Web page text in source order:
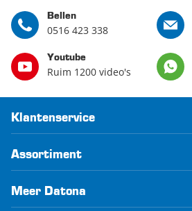
Bellen
0516 423 338
Youtube
Ruim 1200 video's
Klantenservice
Assortiment
Meer Datona